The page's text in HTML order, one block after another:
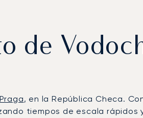
de
Praga, en la República Checa.
tiempos de escala rápidos